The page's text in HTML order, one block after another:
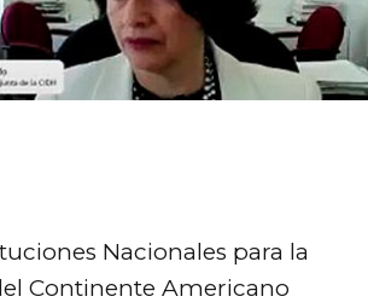
Nacionales para la
Continente Americano